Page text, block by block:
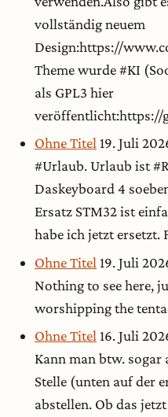
vollständig neuem
Design:https://
Theme wurde #KI
als GPL3 hier
veröffentlicht:https://
Ohne Titel 19. Juli
#Urlaub. Urlaub ist
Daskeyboard 4
Ersatz STM32 ist
habe ich jetzt
Ohne Titel 19. Juli
Nothing to see here,
worshipping the
Ohne Titel 16. Juli
Kann man btw.
Stelle (unten auf der
abstellen. Ob das